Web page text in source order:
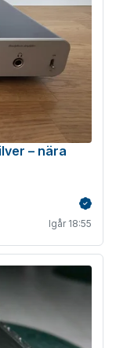
– nära
Igår 18:55